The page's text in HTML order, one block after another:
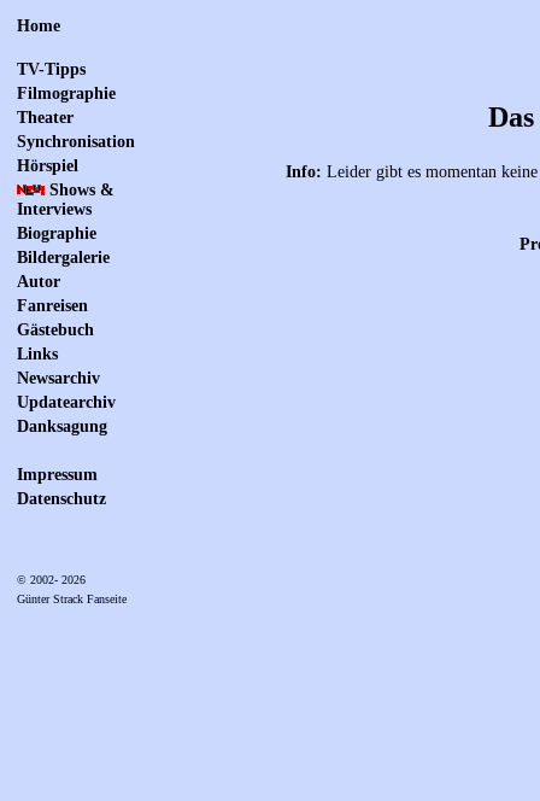
Home
TV-Tipps
Filmographie
Theater
Synchronisation
Hörspiel
Shows &
Interviews
Biographie
Bildergalerie
Autor
Fanreisen
Gästebuch
Links
Newsarchiv
Updatearchiv
Danksagung
Impressum
Datenschutz
© 2002- 2026
Günter Strack Fanseite
Info: Leider gibt es momentan